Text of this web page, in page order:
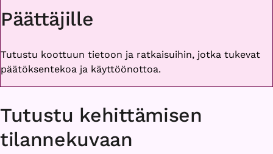
Päättäjille
Tutustu koottuun tietoon ja ratkaisuihin, jotka tukevat
päätöksentekoa ja käyttöönottoa.
Tutustu kehittämisen
tilannekuvaan